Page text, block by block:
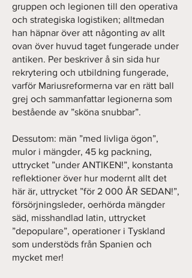
gruppen och legionen till den operativa
och strategiska logistiken; alltmedan
han häpnar över att någonting av allt
ovan över huvud taget fungerade under
antiken. Per beskriver å sin sida hur
rekrytering och utbildning fungerade,
varför Mariusreformerna var en rätt ball
grej och sammanfattar legionerna som
bestående av ”sköna snubbar”.
Dessutom: män ”med livliga ögon”,
mulor i mängder, 45 kg packning,
uttrycket ”under ANTIKEN!”, konstanta
reflektioner över hur modernt allt det
här är, uttrycket ”för 2 000 ÅR SEDAN!”,
försörjningsleder, oerhörda mängder
säd, misshandlad latin, uttrycket
”depopulare”, operationer i Tyskland
som understöds från Spanien och
mycket mer!